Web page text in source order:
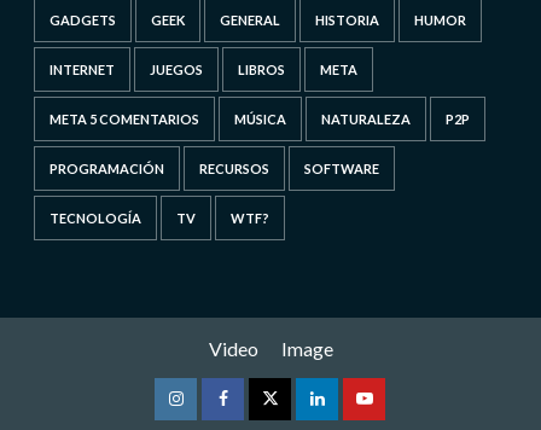
GADGETS GEEK GENERAL HISTORIA HUMOR
INTERNET JUEGOS LIBROS META
META 5 COMENTARIOS MÚSICA NATURALEZA P2P
PROGRAMACIÓN RECURSOS SOFTWARE
TECNOLOGÍA TV WTF?
Video Image
InstagramFacebookTwitterLinkedinYoutube